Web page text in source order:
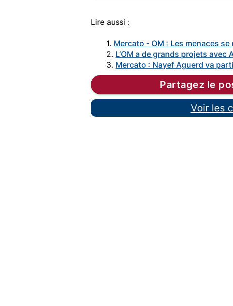
Lire aussi :
1. Mercato - OM : Les menaces
2. L’OM a de grands projets avec
3. Mercato : Nayef Aguerd va
Partagez le
Voir les